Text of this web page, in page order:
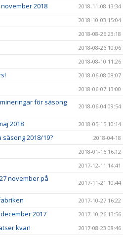
2018 2018-11-08 13:34
2018-10-03 15:04
2018-08-26 23:18
2018-08-26 10:06
2018-08-10 11:26
2018-06-08 08:07
2018-06-07 13:00
för säsong
2018-06-04 09:54
2018 2018-05-15 10:14
2018/19? 2018-04-18
2018-01-16 16:12
2017-12-11 14:41
november på
2017-11-21 10:44
2017-10-27 16:22
2017 2017-10-26 13:56
kvar! 2017-08-23 08:46